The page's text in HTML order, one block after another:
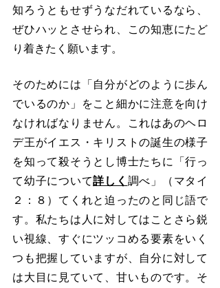
知ろうともせずうなだれているなら、
ぜひハッとさせられ、この知恵にたど
り着きたく願います。
そのためには「自分がどのように歩ん
でいるのか」をこと細かに注意を向け
なければなりません。これはあのヘロ
デ王がイエス・キリストの誕生の様子
を知って殺そうとし博士たちに「行っ
て幼子について詳しく 調べ」（マタイ
２：８）てくれと迫ったのと同じ語で
す。私たちは人に対してはことさら鋭
い視線、すぐにツッコめる要素をいく
つも把握していますが、自分に対して
は大目に見ていて、甘いものです。そ